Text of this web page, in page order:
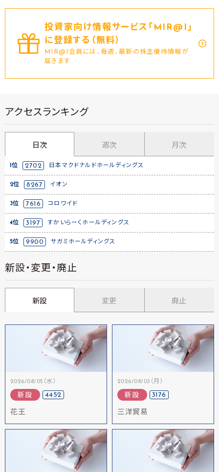
投資家向け情報サービス｢MIR@I｣
に登録する（無料）
MIR@I会員には、毎週、最新の株主優待情報が
届きます
アクセスランキング
日次 週次 月次
1位 2702 日本マクドナルドホールディングス
2位 8267 イオン
3位 7616 コロワイド
4位 3197 すかいらーくホールディングス
5位 9900 サガミホールディングス
新設・変更・廃止
新設 変更 廃止
2026/08/05（水）
新設 4452
花王
2026/08/03（月）
新設 3176
三洋貿易